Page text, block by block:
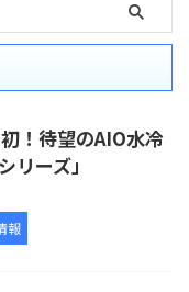
！待望のAIO水冷
リーズ」
報